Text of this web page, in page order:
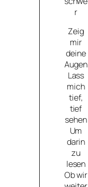
r
Zeig
mir
deine
Augen
Lass
mich
tief,
tief
sehen
Um
darin
zu
lesen
Ob wir